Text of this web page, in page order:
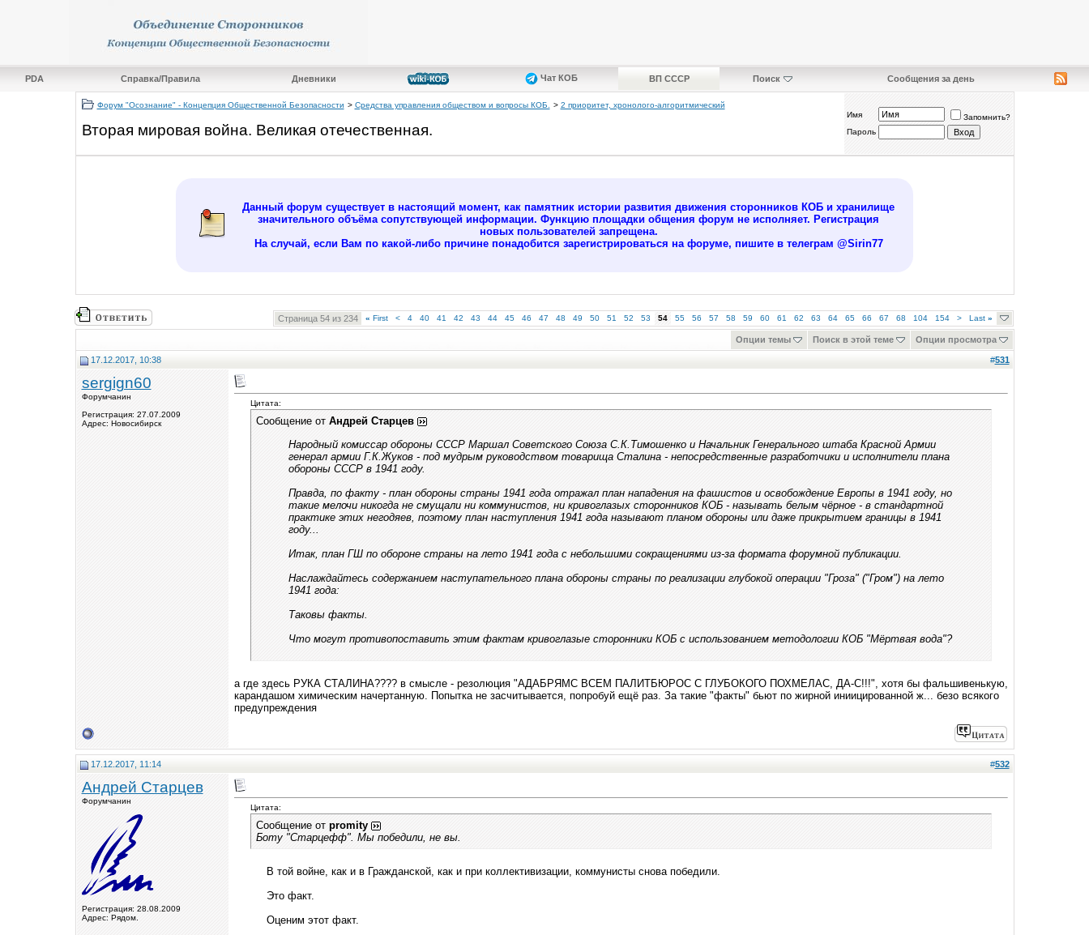
PDA Справка/Правила Дневники Чат КОБ ВП СССР Поиск Сообщения за день
Форум "Осознание" - Концепция Общественной Безопасности > Средства управления обществом и вопросы КОБ. > 2 приоритет, хронолого-алгоритмический
Вторая мировая война. Великая отечественная.
Имя
Запомнить?
Пароль
Данный форум существует в настоящий момент, как памятник истории развития движения сторонников КОБ и хранилище
значительного объёма сопутствующей информации. Функцию площадки общения форум не исполняет. Регистрация
новых пользователей запрещена.
На случай, если Вам по какой-либо причине понадобится зарегистрироваться на форуме, пишите в телеграм @Sirin77
Страница 54 из 234 « First < 4 40 41 42 43 44 45 46 47 48 49 50 51 52 53 54 55 56 57 58 59 60 61 62 63 64 65 66 67 68 104 154 > Last»
Опции темы Поиск в этой теме Опции просмотра
17.12.2017, 10:38 #531
sergign60
Форумчанин
Регистрация: 27.07.2009
Адрес: Новосибирск
Цитата:
Сообщение от Андрей Старцев
Народный комиссар обороны СССР Маршал Советского Союза С.К.Тимошенко и Начальник Генерального штаба Красной Армии
генерал армии Г.К.Жуков - под мудрым руководством товарища Сталина - непосредственные разработчики и исполнители плана
обороны СССР в 1941 году.
Правда, по факту - план обороны страны 1941 года отражал план нападения на фашистов и освобождение Европы в 1941 году, но
такие мелочи никогда не смущали ни коммунистов, ни кривоглазых сторонников КОБ - называть белым чёрное - в стандартной
практике этих негодяев, поэтому план наступления 1941 года называют планом обороны или даже прикрытием границы в 1941
году...
Итак, план ГШ по обороне страны на лето 1941 года с небольшими сокращениями из-за формата форумной публикации.
Наслаждайтесь содержанием наступательного плана обороны страны по реализации глубокой операции "Гроза" ("Гром") на лето
1941 года:
Таковы факты.
Что могут противопоставить этим фактам кривоглазые сторонники КОБ с использованием методологии КОБ "Мёртвая вода"?
а где здесь РУКА СТАЛИНА???? в смысле - резолюция "АДАБРЯМС ВСЕМ ПАЛИТБЮРОС С ГЛУБОКОГО ПОХМЕЛАС, ДА-С!!!", хотя бы фальшивенькую,
карандашом химическим начертанную. Попытка не засчитывается, попробуй ещё раз. За такие "факты" бьют по жирной иниицированной ж... безо всякого
предупреждения
17.12.2017, 11:14 #532
Андрей Старцев
Форумчанин
Регистрация: 28.08.2009
Адрес: Рядом.
Цитата:
Сообщение от promity
Боту "Старцефф". Мы победили, не вы.
В той войне, как и в Гражданской, как и при коллективизации, коммунисты снова победили.
Это факт.
Оценим этот факт.